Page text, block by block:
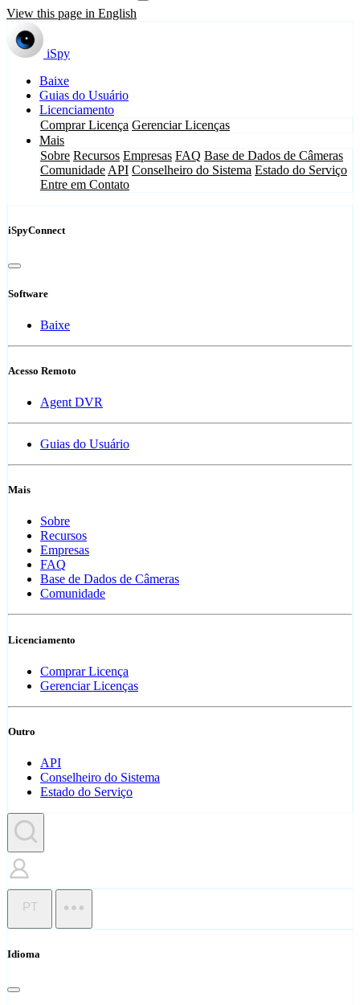
View this page in English
iSpy
Baixe
Guias do Usuário
Licenciamento
Comprar Licença Gerenciar Licenças
Mais
Sobre Recursos Empresas FAQ Base de Dados de Câmeras
Comunidade API Conselheiro do Sistema Estado do Serviço
Entre em Contato
iSpyConnect
Software
Baixe
Acesso Remoto
Agent DVR
Guias do Usuário
Mais
Sobre
Recursos
Empresas
FAQ
Base de Dados de Câmeras
Comunidade
Licenciamento
Comprar Licença
Gerenciar Licenças
Outro
API
Conselheiro do Sistema
Estado do Serviço
PT
Idioma